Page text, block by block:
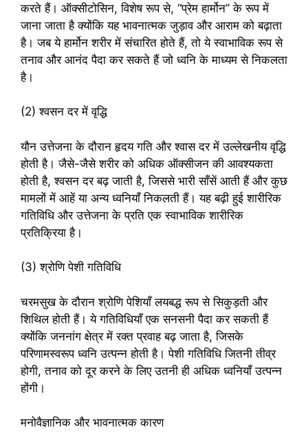
करते हैं। ऑक्सीटोसिन, विशेष रूप से, “प्रेम हार्मोन” के रूप में
जाना जाता है क्योंकि यह भावनात्मक जुड़ाव और आराम को बढ़ाता
है। जब ये हार्मोन शरीर में संचारित होते हैं, तो ये स्वाभाविक रूप से
तनाव और आनंद पैदा कर सकते हैं जो ध्वनि के माध्यम से निकलता
है।
(2) श्वसन दर में वृद्धि
यौन उत्तेजना के दौरान हृदय गति और श्वास दर में उल्लेखनीय वृद्धि
होती है। जैसे-जैसे शरीर को अधिक ऑक्सीजन की आवश्यकता
होती है, श्वसन दर बढ़ जाती है, जिससे भारी साँसें आती हैं और कुछ
मामलों में आहें या अन्य ध्वनियाँ निकलती हैं। यह बढ़ी हुई शारीरिक
गतिविधि और उत्तेजना के प्रति एक स्वाभाविक शारीरिक
प्रतिक्रिया है।
(3) श्रोणि पेशी गतिविधि
चरमसुख के दौरान श्रोणि पेशियाँ लयबद्ध रूप से सिकुड़ती और
शिथिल होती हैं। ये गतिविधियाँ एक सनसनी पैदा कर सकती हैं
क्योंकि जननांग क्षेत्र में रक्त प्रवाह बढ़ जाता है, जिसके
परिणामस्वरूप ध्वनि उत्पन्न होती है। पेशी गतिविधि जितनी तीव्र
होगी, तनाव को दूर करने के लिए उतनी ही अधिक ध्वनियाँ उत्पन्न
होंगी।
मनोवैज्ञानिक और भावनात्मक कारण